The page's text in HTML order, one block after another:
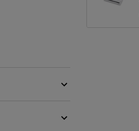
različitim